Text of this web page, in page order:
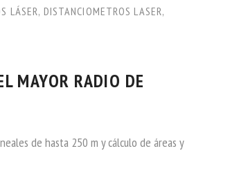
LÁSER, DISTANCIOMETROS LASER,
MAYOR RADIO DE
de hasta 250 m y cálculo de áreas y